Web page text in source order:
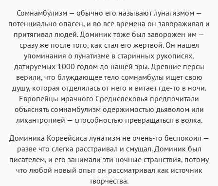
Сомнамбулизм — обычно его называют лунатизмом —
потенциально опасен, и во все времена он завораживал и
притягивал людей. Доминик тоже был заворожен им —
сразу же после того, как стал его жертвой. Он нашел
упоминания о лунатизме в старинных рукописях,
датируемых 1000 годом до нашей эры. Древние персы
верили, что блуждающее тело сомнамбулы ищет свою
душу, которая отделилась от него и витает где-то в ночи.
Европейцы мрачного Средневековья предпочитали
объяснять сомнамбулизм одержимостью дьяволом или
ликантропией — способностью превращаться в волка.
Доминика Корвейсиса лунатизм не очень-то беспокоил —
разве что слегка расстраивал и смущал. Доминик был
писателем, и его занимали эти ночные странствия, потому
что любой новый опыт он рассматривал как источник
творчества.